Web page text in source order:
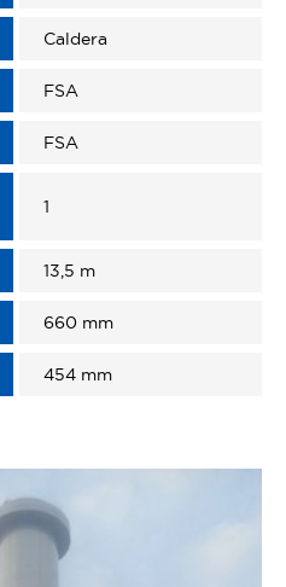
Caldera
FSA
FSA
1
13,5 m
660 mm
454 mm